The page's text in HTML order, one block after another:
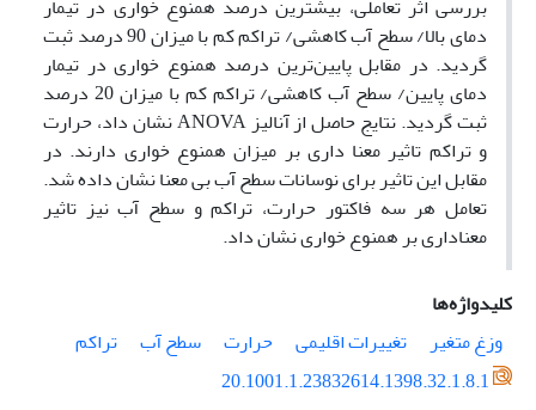
بررسی اثر تعاملی، بیشترین درصد همنوع خواری در تیمار
دمای بالا/ سطح آب کاهشی/ تراکم کم با میزان 90 درصد ثبت
گردید. در مقابل پایین‌ترین درصد همنوع خواری در تیمار
دمای پایین/ سطح آب کاهشی/ تراکم کم با میزان 20 درصد
ثبت گردید. نتایج حاصل از آنالیز ANOVA نشان داد، حرارت
و تراکم تاثیر معنا داری بر میزان همنوع خواری دارند. در
مقابل این تاثیر برای نوسانات سطح آب بی معنا نشان داده شد.
تعامل هر سه فاکتور حرارت، تراکم و سطح آب نیز تاثیر
معناداری بر همنوع خواری نشان داد.
کلیدواژه‌ها
وزغ متغیر
تغییرات اقلیمی حرارت سطح آب
تراکم
20.1001.1.23832614.1398.32.1.8.1